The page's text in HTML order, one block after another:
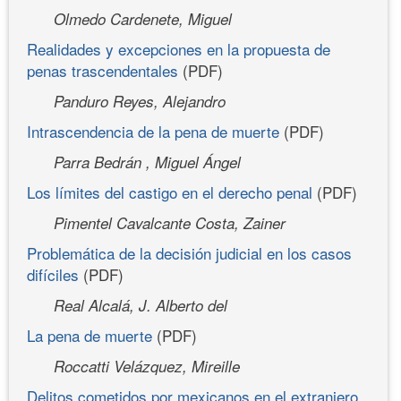
Olmedo Cardenete, Miguel
Realidades y excepciones en la propuesta de
penas trascendentales (PDF)
Panduro Reyes, Alejandro
Intrascendencia de la pena de muerte (PDF)
Parra Bedrán , Miguel Ángel
Los límites del castigo en el derecho penal (PDF)
Pimentel Cavalcante Costa, Zainer
Problemática de la decisión judicial en los casos
difíciles (PDF)
Real Alcalá, J. Alberto del
La pena de muerte (PDF)
Roccatti Velázquez, Mireille
Delitos cometidos por mexicanos en el extranjero